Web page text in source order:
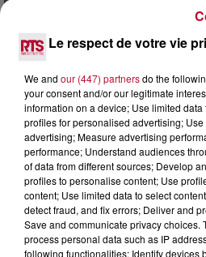
8 août 2026
OCCITANIE : CET ÉTÉ, LA
DANS LES ATELIERS
Marre des plages bondées et des
? La Chambre de Métiers et de
Le respect de votre vie
We and our (447) partnersdo the
your consent and/or our legitimate
information on a device; Use limited
profiles for personalised advertising;
advertising; Measure advertising
performance; Understand audiences
of data from different sources; Develop
profiles to personalise content; Use
content; Use limited data to select
detect fraud, and fix errors; Deliver and
Save and communicate privacy choices.
process personal data such as IP
following functionalities: Identify devices